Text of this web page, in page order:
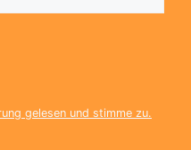
gelesen und stimme zu.